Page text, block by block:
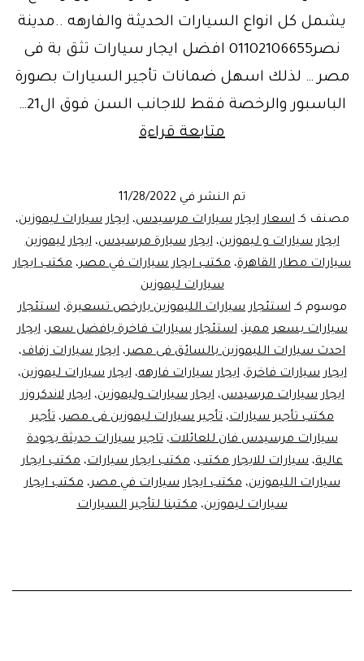
يشمل كل انواع السيارات الحديثة والفارهه ..مدينة
نصر01102106655 افضل ايجار سيارات تثق بة فى
مصر … لذلك اسهل ضمانات تأجير السيارات بصورة
الباسبور والرخصة فقط للاجانب السن فوق ال21…
متابعة قراءة
السيارات
في
مصر
لعام2022
تم النشر في 11/28/2022
مصنف كـاسعار ايجار سيارات مرسيدس،ايجار سيارات ليموزين،
ايجار سيارات و ليموزين،ايجار سيارة مرسيدس،ايجار ليموزين
سيارات مطار القاهرة، مكتب ايجار سيارات في مصر، مكتب ايجار
سيارات ليموزين
موسوم كـاستئجار سيارات الليموزين بارخص تسعيرة،استئجار
سيارات بسعر مميز،استئجار سيارات فاخرة بافضل سعر،ايجار
احدث سيارات الليموزين بالسائق فى مصر، ايجار سيارات زفاف،
ايجار سيارات فاخرة،ايجار سيارات فارهه،ايجار سيارات ليموزين،
ايجار سيارات مرسيدس،ايجار سيارات وليموزين،ايجار لاندكروزر
مكتب تأجير سيارات، تأجير سيارات ليموزين فى مصر، تأجير
سيارات مرسيدس فان للعائلات،تاجير سيارات حديثة بجودة
عالية، سيارات للايجار مكتب، مكتب ايجار سيارات، مكتب ايجار
سيارات الليموزين،مكتب ايجار سيارات في مصر،مكتب ايجار
سيارات ليموزين،مكتبنا لتأجير السيارات